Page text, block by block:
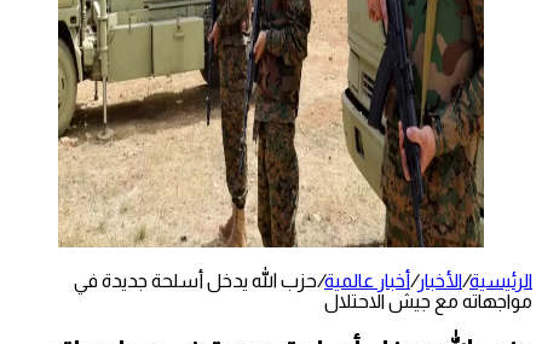
الرئيسية/الأخبار/أخبار عالمية/حزب الله يدخل أسلحة جديدة في
مواجهاته مع جيش الاحتلال